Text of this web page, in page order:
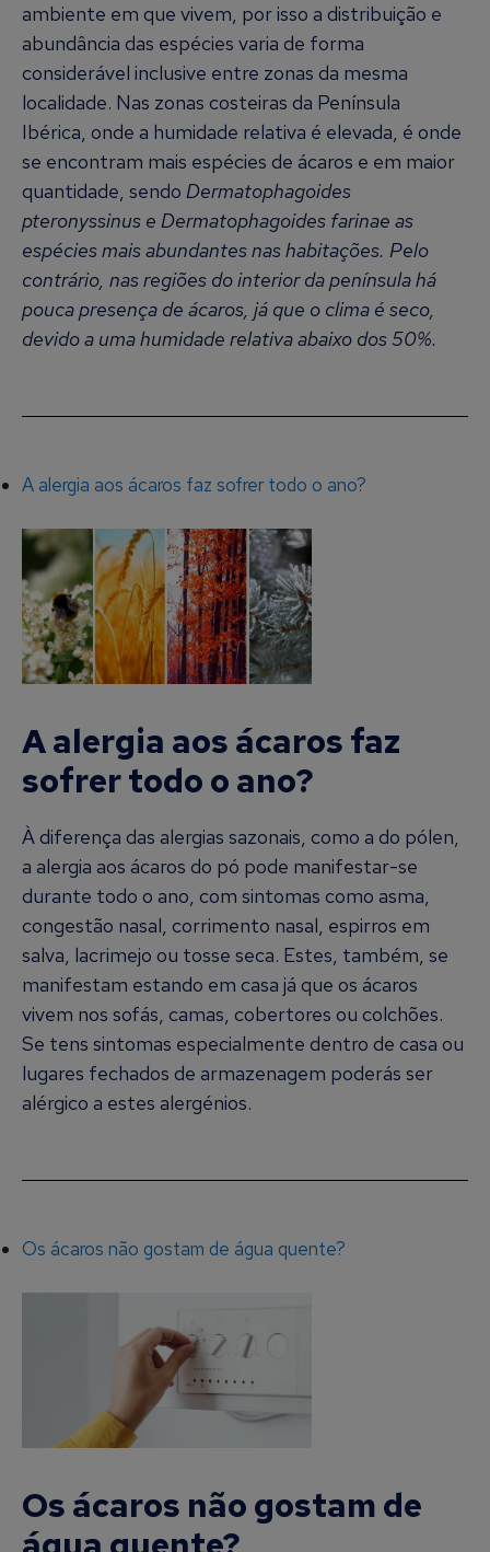
ambiente em que vivem, por isso a distribuição e
abundância das espécies varia de forma
considerável inclusive entre zonas da mesma
localidade. Nas zonas costeiras da Península
Ibérica, onde a humidade relativa é elevada, é onde
se encontram mais espécies de ácaros e em maior
quantidade, sendo Dermatophagoides
pteronyssinus e Dermatophagoides farinae as
espécies mais abundantes nas habitações. Pelo
contrário, nas regiões do interior da península há
pouca presença de ácaros, já que o clima é seco,
devido a uma humidade relativa abaixo dos 50%.
A alergia aos ácaros faz sofrer todo o ano?
A alergia aos ácaros faz
sofrer todo o ano?
À diferença das alergias sazonais, como a do pólen,
a alergia aos ácaros do pó pode manifestar-se
durante todo o ano, com sintomas como asma,
congestão nasal, corrimento nasal, espirros em
salva, lacrimejo ou tosse seca. Estes, também, se
manifestam estando em casa já que os ácaros
vivem nos sofás, camas, cobertores ou colchões.
Se tens sintomas especialmente dentro de casa ou
lugares fechados de armazenagem poderás ser
alérgico a estes alergénios.
Os ácaros não gostam de água quente?
Os ácaros não gostam de